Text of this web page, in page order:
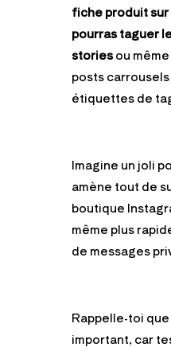
fiche produit sur
pourras taguer
storiesou
posts
étiquettes de
Imagine un joli
amène tout de
boutique
même plus
de messages
Rappelle-toi que
important, car